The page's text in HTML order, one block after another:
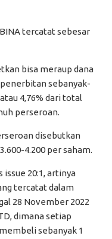
tercatat sebesar
bisa meraup dana
sebanyak-
4,76% dari total
perseroan.
disebutkan
4.200 per saham.
20:1, artinya
tercatat dalam
28 November 2022
dimana setiap
sebanyak 1